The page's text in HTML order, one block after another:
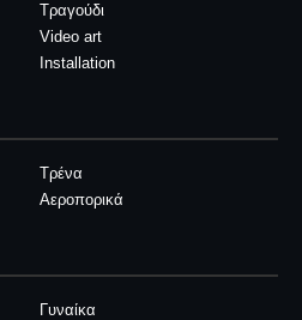
Τραγούδι
Video art
Installation
Τρένα
Αεροπορικά
Γυναίκα